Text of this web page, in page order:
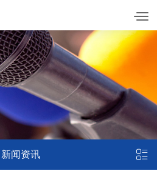
新闻资讯 